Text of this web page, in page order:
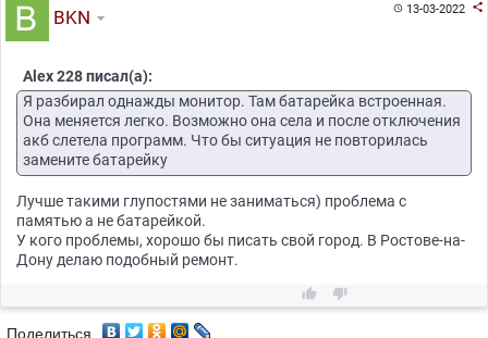
13-03-2022 
BKN
Alex 228 писал(а):
Я разбирал однажды монитор. Там батарейка встроенная.
Она меняется легко. Возможно она села и после отключения
акб слетела программ. Что бы ситуация не повторилась
замените батарейку
Лучше такими глупостями не заниматься) проблема с
памятью а не батарейкой.
У кого проблемы, хорошо бы писать свой город. В Ростове-на-
Дону делаю подобный ремонт.
 
Поделиться